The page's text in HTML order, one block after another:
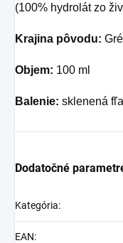
(100% hydrolát zo
Krajina pôvodu:
Objem: 100 ml
Balenie: sklenená
Dodatočné
Kategória:
EAN: